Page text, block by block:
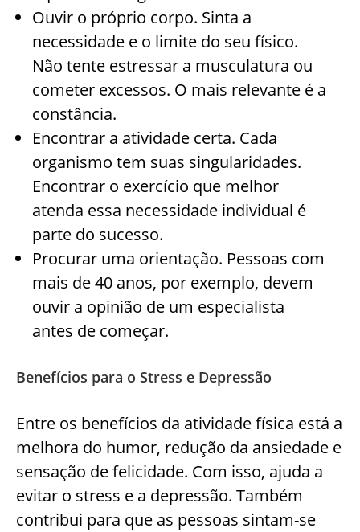
Ouvir o próprio corpo. Sinta a
necessidade e o limite do seu físico.
Não tente estressar a musculatura ou
cometer excessos. O mais relevante é a
constância.
Encontrar a atividade certa. Cada
organismo tem suas singularidades.
Encontrar o exercício que melhor
atenda essa necessidade individual é
parte do sucesso.
Procurar uma orientação. Pessoas com
mais de 40 anos, por exemplo, devem
ouvir a opinião de um especialista
antes de começar.
Benefícios para o Stress e Depressão
Entre os benefícios da atividade física está a
melhora do humor, redução da ansiedade e
sensação de felicidade. Com isso, ajuda a
evitar o stress e a depressão. Também
contribui para que as pessoas sintam-se